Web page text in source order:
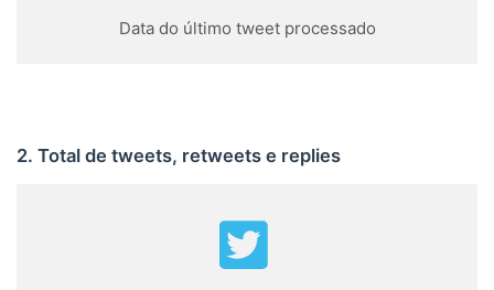
Data do último tweet processado
2. Total de tweets, retweets e replies